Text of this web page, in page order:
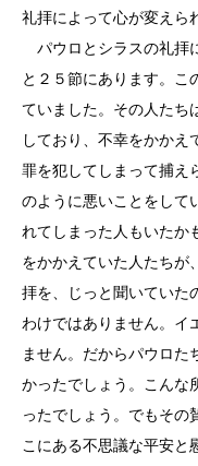
礼拝によって心が変え
パウロとシラスの礼拝
と２５節にあります。こ
ていました。その人たち
しており、不幸をかかえ
罪を犯してしまって捕え
のように悪いことをして
れてしまった人もいたか
をかかえていた人たちが
拝を、じっと聞いていた
わけではありません。イ
ません。だからパウロた
かったでしょう。こんな
ったでしょう。でもその
こにある不思議な平安と